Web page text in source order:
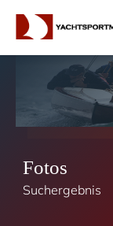
Fotos
Suchergebnis